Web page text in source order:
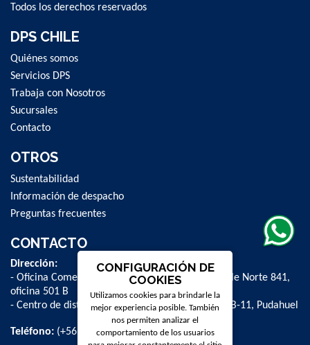
Todos los derechos reservados
DPS CHILE
Quiénes somos
Servicios DPS
Trabaja con Nosotros
Sucursales
Contacto
OTROS
Sustentabilidad
Información de despacho
Preguntas frecuentes
CONTACTO
Dirección:
- Oficina Comercial y administrativa: Avenida Valle Norte 841,
oficina 501 B
- Centro de distribución: La Farfana 500, bodega B-11, Pudahuel
Teléfono: (+56 2) 2 584 8900
CONFIGURACIÓN DE
COOKIES
Utilizamos cookies para brindarle la
mejor experiencia posible. También
nos permiten analizar el
comportamiento de los usuarios